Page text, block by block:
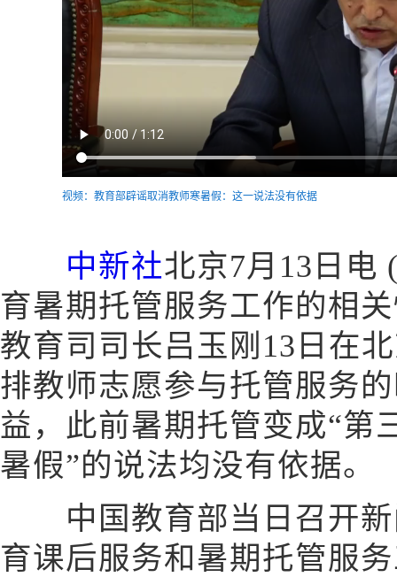
视频：教育部辟谣取消教师寒暑假：这一说法没有依据
中新社北京7月13日电
育暑期托管服务工作的相
教育司司长吕玉刚13日在
排教师志愿参与托管服务
益，此前暑期托管变成“第
暑假”的说法均没有依据。
中国教育部当日召开新
育课后服务和暑期托管服